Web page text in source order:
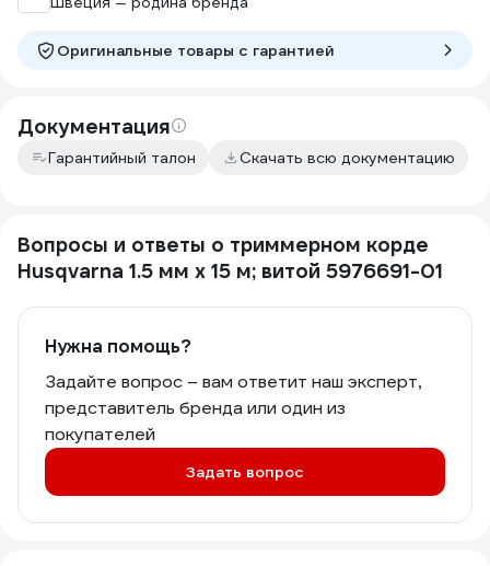
Оригинальные товары c гарантией
Документация
Гарантийный талон Скачать всю документацию
Вопросы и ответы о триммерном корде
Husqvarna 1.5 мм х 15 м; витой 5976691-01
Нужна помощь?
Задайте вопрос – вам ответит наш эксперт,
представитель бренда или один из
покупателей
Задать вопрос